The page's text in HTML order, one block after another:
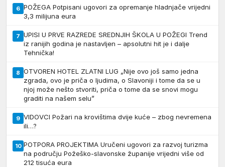
6 POŽEGA Potpisani ugovori za opremanje hladnjače vrijedni
3,3 milijuna eura
7 UPISI U PRVE RAZREDE SREDNJIH ŠKOLA U POŽEGI Trend
iz ranijih godina je nastavljen – apsolutni hit je i dalje
Tehnička!
8 OTVOREN HOTEL ZLATNI LUG „Nije ovo još samo jedna
zgrada, ovo je priča o ljudima, o Slavoniji i tome da se u
njoj može nešto stvoriti, priča o tome da se snovi mogu
graditi na našem selu”
9 VIDOVCI Požari na krovištima dvije kuće – zbog nevremena
ili…?
10 POTPORA PROJEKTIMA Uručeni ugovori za razvoj turizma
na području Požeško-slavonske županije vrijedni više od
212 tisuća eura